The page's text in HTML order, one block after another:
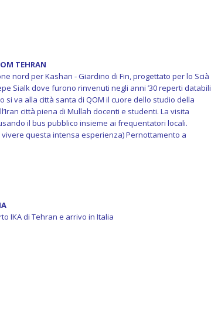
TEHRAN
nord per Kashan - Giardino di Fin, progettato per lo Scià
Sialk dove furono rinvenuti negli anni ’30 reperti databili
si va alla città santa di QOM il cuore dello studio della
città piena di Mullah docenti e studenti. La visita
il bus pubblico insieme ai frequentatori locali.
questa intensa esperienza) Pernottamento a
IKA di Tehran e arrivo in Italia